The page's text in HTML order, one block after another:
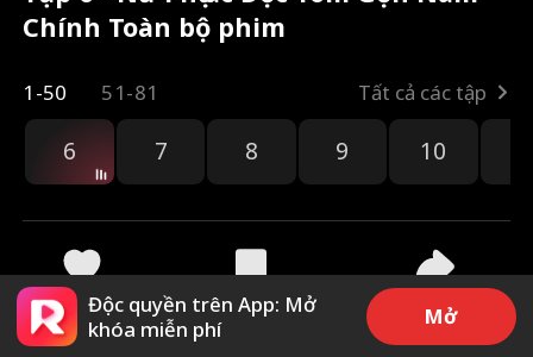
Chính Toàn bộ phim
1-50 51-81 Tất cả các tập
6 7 8 9 10
2.7k 20.4k Chia sẻ
Độc quyền trên App: Mở
khóa miễn phí
Mở